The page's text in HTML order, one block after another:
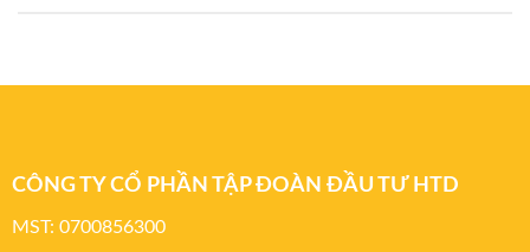
CÔNG TY CỔ PHẦN TẬP ĐOÀN ĐẦU TƯ HTD
MST: 0700856300